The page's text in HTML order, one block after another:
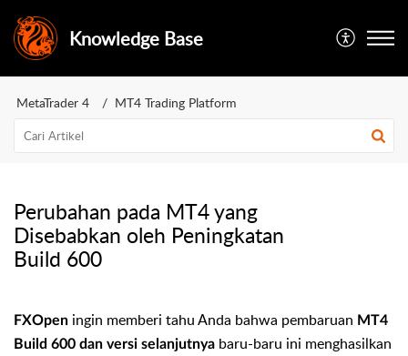
Knowledge Base
MetaTrader 4 MT4 Trading Platform
Perubahan pada MT4 yang
Disebabkan oleh Peningkatan
Build 600
FXOpen ingin memberi tahu Anda bahwa pembaruan MT4
Build 600 dan versi selanjutnya baru-baru ini menghasilkan